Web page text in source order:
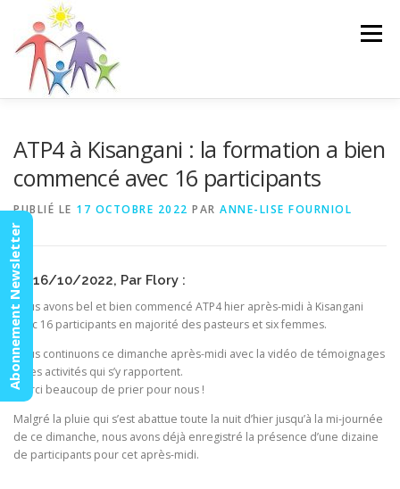
contenu
Menu
ATP4 à Kisangani : la formation a bien
commencé avec 16 participants
PUBLIÉ LE 17 OCTOBRE 2022 PAR ANNE-LISE FOURNIOL
Le 16/10/2022, Par Flory :
Nous avons bel et bien commencé ATP4 hier après-midi à Kisangani
avec 16 participants en majorité des pasteurs et six femmes.
Nous continuons ce dimanche après-midi avec la vidéo de témoignages
et les activités qui s’y rapportent.
Merci beaucoup de prier pour nous !
Malgré la pluie qui s’est abattue toute la nuit d’hier jusqu’à la mi-journée
de ce dimanche, nous avons déjà enregistré la présence d’une dizaine
de participants pour cet après-midi.
Abonnement Newsletter